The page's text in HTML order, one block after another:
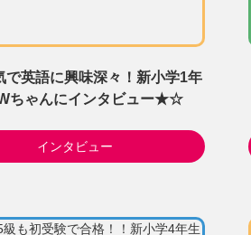
で英語に興味深々！新小学1年
ちゃんにインタビュー★☆
インタビュー